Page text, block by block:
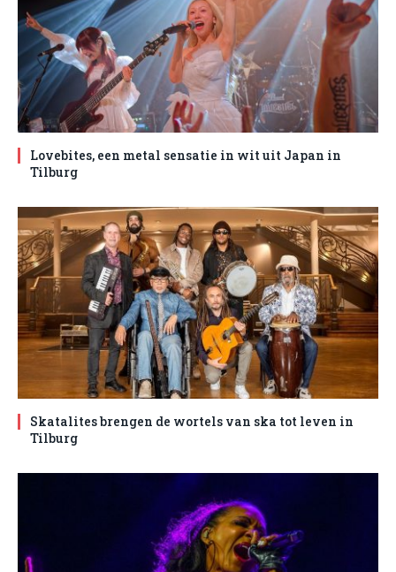
Lovebites, een metal sensatie in wit uit Japan in
Tilburg
Skatalites brengen de wortels van ska tot leven in
Tilburg